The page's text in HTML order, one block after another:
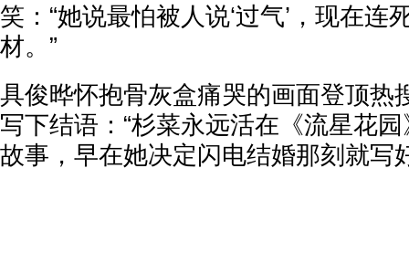
笑：“她说最怕被人说‘过气’，现在连
材。”
具俊晔怀抱骨灰盒痛哭的画面登顶热
写下结语：“杉菜永远活在《流星花
故事，早在她决定闪电结婚那刻就写